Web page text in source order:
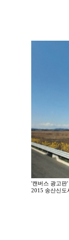
'캔버스 광고판'
2015 송산신도